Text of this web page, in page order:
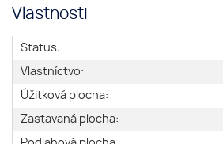
Vlastnosti
Status:
Vlastníctvo:
Úžitková plocha:
Zastavaná plocha: